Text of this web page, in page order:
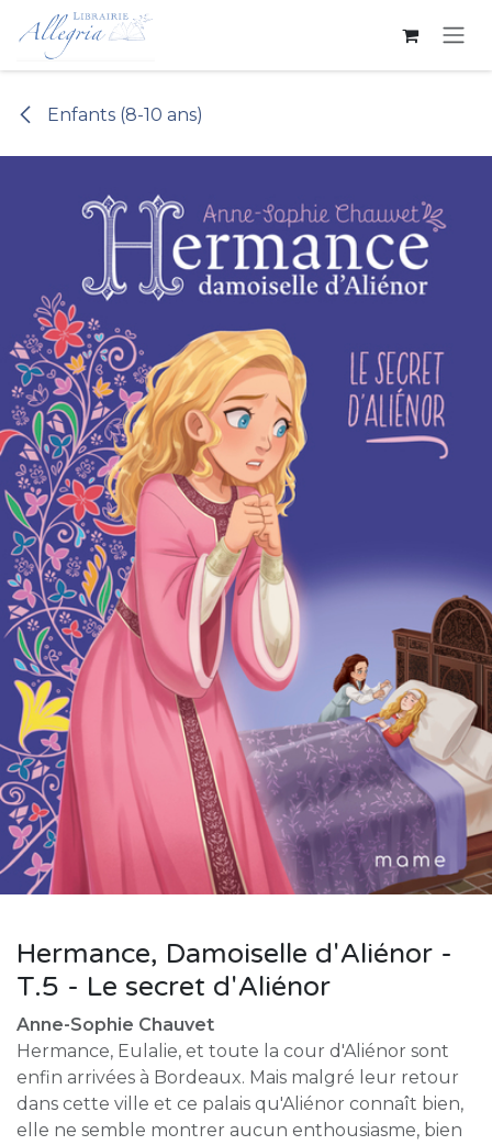
Se rendre au contenu
Enfants (8-10 ans)
Hermance, Damoiselle d'Aliénor -
T.5 - Le secret d'Aliénor
Anne-Sophie Chauvet
Hermance, Eulalie, et toute la cour d'Aliénor sont
enfin arrivées à Bordeaux. Mais malgré leur retour
dans cette ville et ce palais qu'Aliénor connaît bien,
elle ne semble montrer aucun enthousiasme, bien